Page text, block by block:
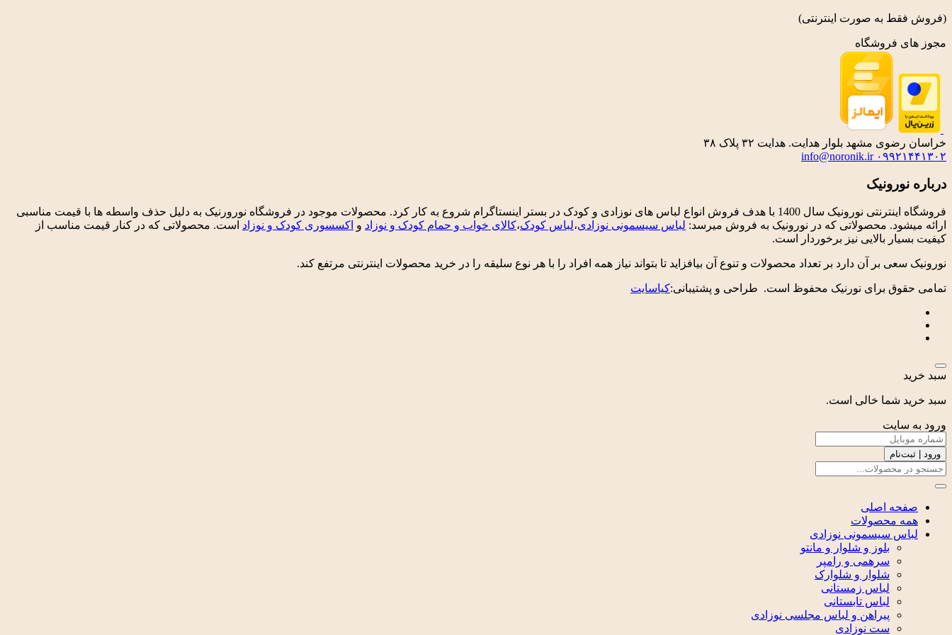
(فروش فقط به صورت اینترنتی)
مجوز های فروشگاه
خراسان رضوی مشهد بلوار هدایت. هدایت ۳۲ پلاک ۳۸
۰۹۹۲۱۴۴۱۳۰۲ info@noronik.ir
درباره نورونیک
فروشگاه اینترنتی نورونیک سال 1400 با هدف فروش انواع لباس های نوزادی و کودک در بستر اینستاگرام شروع به کار کرد. محصولات موجود در فروشگاه نورورنیک به دلیل حذف واسطه ها با قیمت مناسبی
ارائه میشود. محصولاتی که در نورونیک به فروش میرسد: لباس سیسمونی نوزادی،لباس کودک،کالای خواب و حمام کودک و نوزاد و اکسسوری کودک و نوزاد است. محصولاتی که در کنار قیمت مناسب از
کیفیت بسیار بالایی نیز برخوردار است.
نورونیک سعی بر آن دارد بر تعداد محصولات و تنوع آن بیافزاید تا بتواند نیاز همه افراد را با هر نوع سلیقه را در خرید محصولات اینترنتی مرتفع کند.
تمامی حقوق برای نورنیک محفوظ است. طراحی و پشتیبانی:کیاسایت
سبد خرید
سبد خرید شما خالی است.
ورود به سایت
ورود | ثبت‌نام
صفحه اصلی
همه محصولات
لباس سیسمونی نوزادی
بلوز و شلوار و مانتو
سرهمی و رامپر
شلوار و شلوارک
لباس زمستانی
لباس تابستانی
پیراهن و لباس مجلسی نوزادی
ست نوزادی